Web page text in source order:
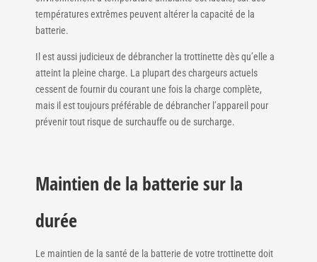
températures extrêmes peuvent altérer la capacité de la
batterie.
Il est aussi judicieux de débrancher la trottinette dès qu’elle a
atteint la pleine charge. La plupart des chargeurs actuels
cessent de fournir du courant une fois la charge complète,
mais il est toujours préférable de débrancher l’appareil pour
prévenir tout risque de surchauffe ou de surcharge.
Maintien de la batterie sur la
durée
Le maintien de la santé de la batterie de votre trottinette doit